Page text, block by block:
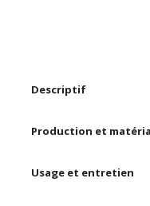
Descriptif
Production et
Usage et entretien